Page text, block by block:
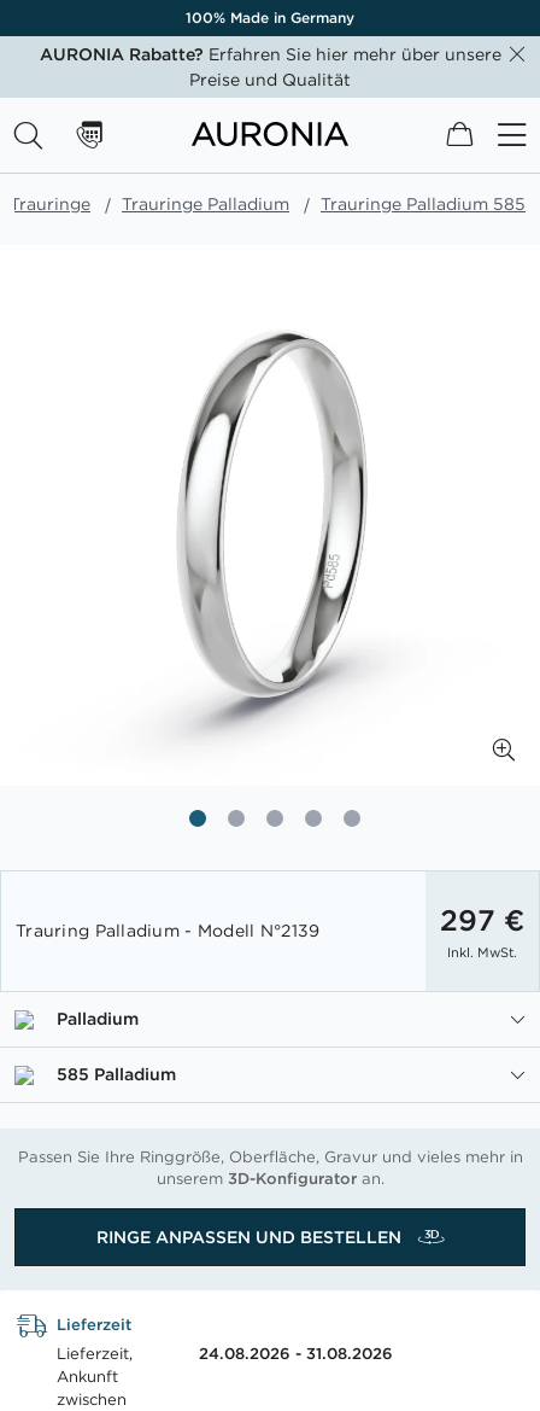
100% Made in Germany
AURONIA Rabatte? Erfahren Sie hier mehr über unsere
Preise und Qualität
Mein
Trauringe Trauringe Palladium Trauringe Palladium 585
derTrauring Palladium - Modell N°2139 297 €
Inkl. MwSt.
Palladium
585 Palladium
Passen Sie Ihre Ringgröße, Oberfläche, Gravur und vieles mehr in
unserem 3D-Konfiguratoran.
RINGE ANPASSEN UND BESTELLEN
Lieferzeit
Lieferzeit,
Ankunft
zwischen
24.08.2026 - 31.08.2026